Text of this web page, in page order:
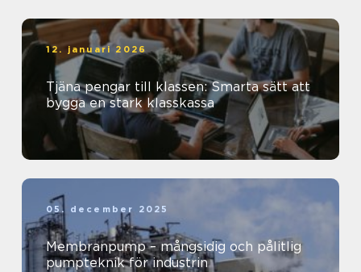
12. januari 2026
Tjäna pengar till klassen: Smarta sätt att
bygga en stark klasskassa
05. december 2025
Membranpump – mångsidig och pålitlig
pumpteknik för industrin